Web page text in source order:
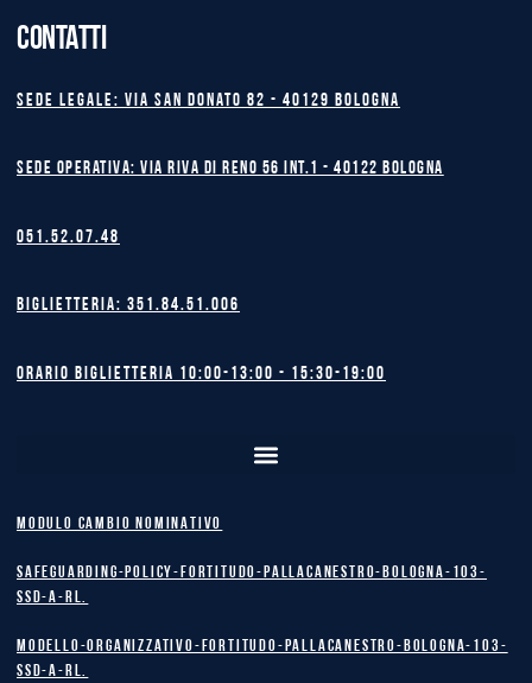
CONTATTI
Sede legale: Via San Donato 82 - 40129 BOLOGNA
Sede operativa: Via Riva di Reno 56 int.1 - 40122 BOLOGNA
051.52.07.48
Biglietteria: 351.84.51.006
Orario biglietteria 10:00-13:00 - 15:30-19:00
MODULO CAMBIO NOMINATIVO
safeguarding-policy-Fortitudo-Pallacanestro-Bologna-103-
SSD-A-RL.
Modello-Organizzativo-Fortitudo-Pallacanestro-Bologna-103-
SSD-A-RL.